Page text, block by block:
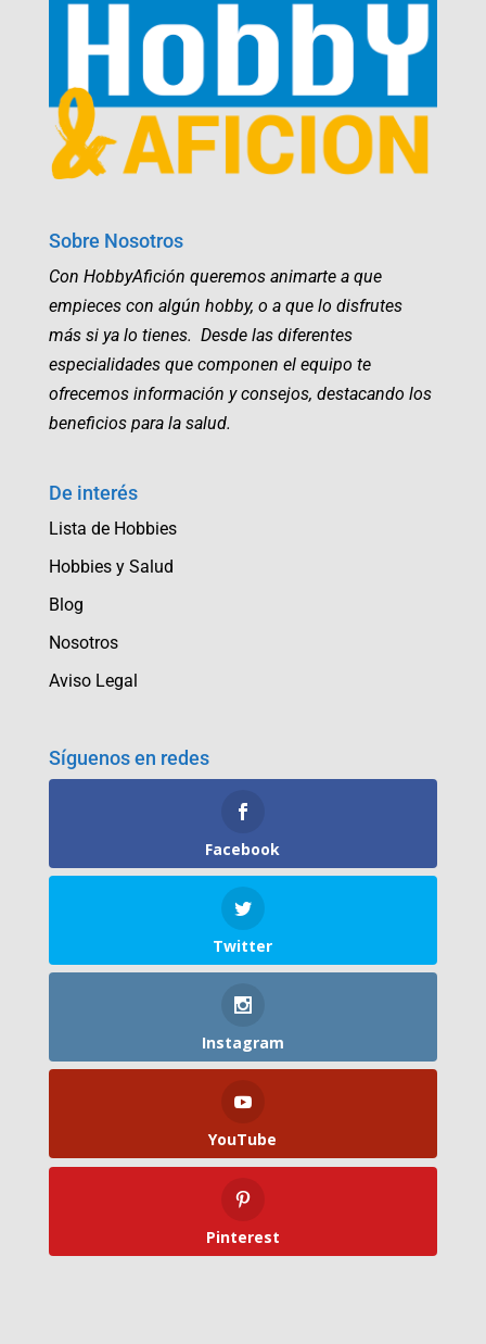
Sobre Nosotros
Con HobbyAfición queremos animarte a que
empieces con algún hobby, o a que lo disfrutes
más si ya lo tienes. Desde las diferentes
especialidades que componen el equipo te
ofrecemos información y consejos, destacando los
beneficios para la salud.
De interés
Lista de Hobbies
Hobbies y Salud
Blog
Nosotros
Aviso Legal
Síguenos en redes
Facebook
Twitter
Instagram
YouTube
Pinterest